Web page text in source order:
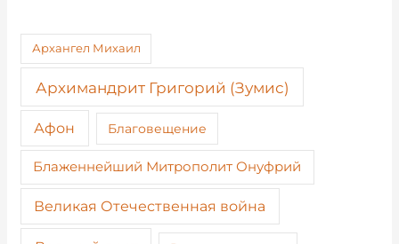
Архангел Михаил
Архимандрит Григорий (Зумис)
Афон Благовещение
Блаженнейший Митрополит Онуфрий
Великая Отечественная война